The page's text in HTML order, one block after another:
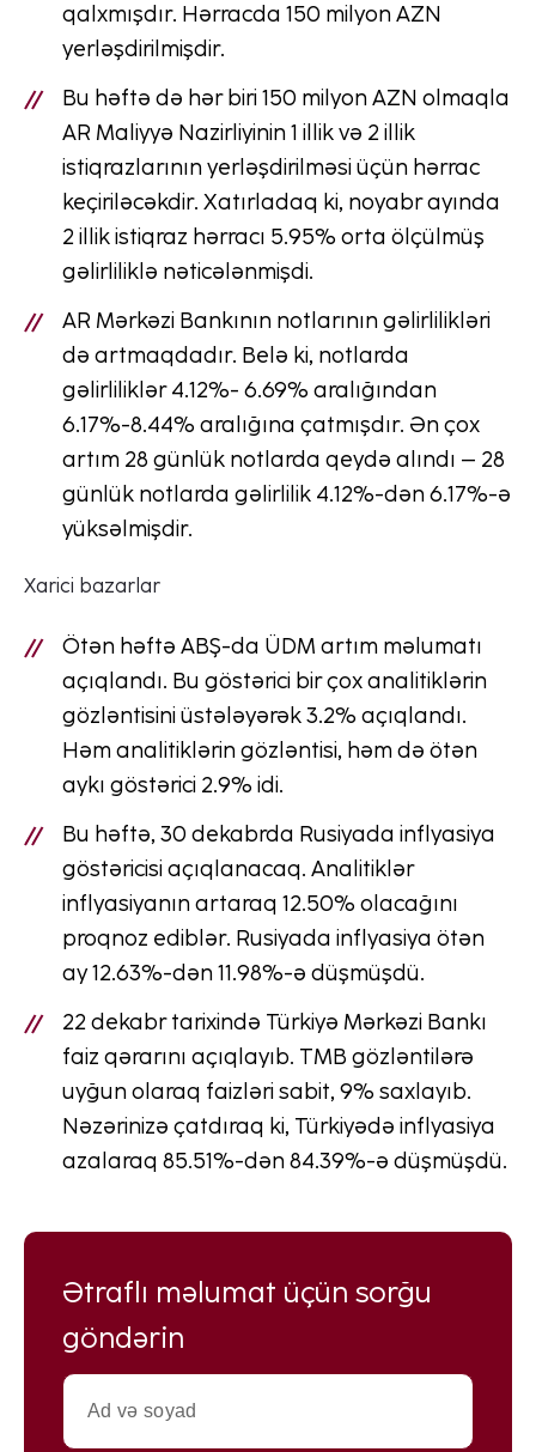
qalxmışdır. Hərracda 150 milyon AZN
yerləşdirilmişdir.
Bu həftə də hər biri 150 milyon AZN olmaqla
AR Maliyyə Nazirliyinin 1 illik və 2 illik
istiqrazlarının yerləşdirilməsi üçün hərrac
keçiriləcəkdir. Xatırladaq ki, noyabr ayında
2 illik istiqraz hərracı 5.95% orta ölçülmüş
gəlirliliklə nəticələnmişdi.
AR Mərkəzi Bankının notlarının gəlirlilikləri
də artmaqdadır. Belə ki, notlarda
gəlirliliklər 4.12%- 6.69% aralığından
6.17%-8.44% aralığına çatmışdır. Ən çox
artım 28 günlük notlarda qeydə alındı – 28
günlük notlarda gəlirlilik 4.12%-dən 6.17%-ə
yüksəlmişdir.
Xarici bazarlar
Ötən həftə ABŞ-da ÜDM artım məlumatı
açıqlandı. Bu göstərici bir çox analitiklərin
gözləntisini üstələyərək 3.2% açıqlandı.
Həm analitiklərin gözləntisi, həm də ötən
aykı göstərici 2.9% idi.
Bu həftə, 30 dekabrda Rusiyada inflyasiya
göstəricisi açıqlanacaq. Analitiklər
inflyasiyanın artaraq 12.50% olacağını
proqnoz ediblər. Rusiyada inflyasiya ötən
ay 12.63%-dən 11.98%-ə düşmüşdü.
22 dekabr tarixində Türkiyə Mərkəzi Bankı
faiz qərarını açıqlayıb. TMB gözləntilərə
uyğun olaraq faizləri sabit, 9% saxlayıb.
Nəzərinizə çatdıraq ki, Türkiyədə inflyasiya
azalaraq 85.51%-dən 84.39%-ə düşmüşdü.
Ətraflı məlumat üçün sorğu
göndərin